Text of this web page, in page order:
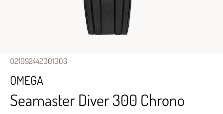
O21092442001003
OMEGA
Seamaster Diver 300 Chrono